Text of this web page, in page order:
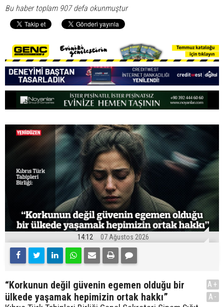
Bu haber toplam 907 defa okunmuştur
14:12 07 Ağustos 2026
“Korkunun değil güvenin egemen olduğu bir
ülkede yaşamak hepimizin ortak hakkı”
A+
A-